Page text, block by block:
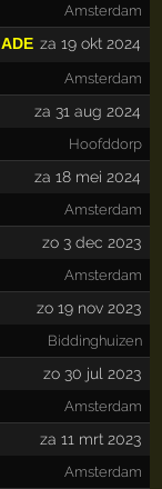
Amsterdam
za 19 okt 2024
ADE
Amsterdam
za 31 aug 2024
Hoofddorp
za 18 mei 2024
Amsterdam
zo 3 dec 2023
Amsterdam
zo 19 nov 2023
Biddinghuizen
zo 30 jul 2023
Amsterdam
za 11 mrt 2023
Amsterdam